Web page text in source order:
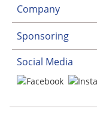
Company
Sponsoring
Social Media